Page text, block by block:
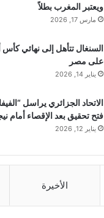
ويعتبر المغرب بطلاً
مارس 17, 2026
السنغال تتأهل إلى نهائي كأس
على مصر
يناير 14, 2026
الاتحاد الجزائري يراسل
فتح تحقيق بعد الإقصاء أمام
يناير 12, 2026
الأخيرة